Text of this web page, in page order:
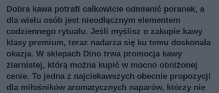
Dobra kawa potrafi całkowicie odmienić poranek, a
dla wielu osób jest nieodłącznym elementem
codziennego rytuału. Jeśli myślisz o zakupie kawy
klasy premium, teraz nadarza się ku temu doskonała
okazja. W sklepach Dino trwa promocja kawy
ziarnistej, którą można kupić w mocno obniżonej
cenie. To jedna z najciekawszych obecnie propozycji
dla miłośników aromatycznych naparów, którzy nie